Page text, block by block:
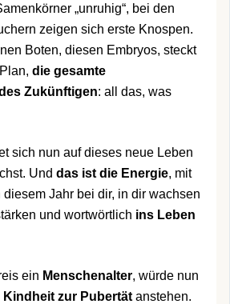
„unruhig“, bei den
zeigen sich erste Knospen.
Boten, diesen Embryos, steckt
die gesamte
Zukünftigen: all das, was
sich nun auf dieses neue Leben
Und das ist die Energie, mit
Jahr bei dir, in dir wachsen
und wortwörtlich ins Leben
ein Menschenalter, würde nun
Kindheit zur Pubertätanstehen.